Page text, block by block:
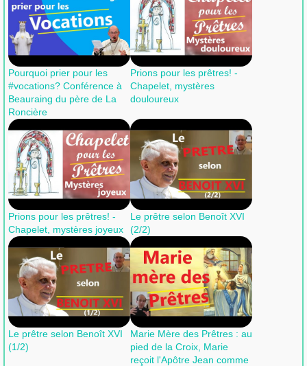
Pourquoi prier pour les
#vocations? Conférence à
Beauraing du père de La
Roncière
Prions pour les prêtres! -
Chapelet, mystères
douloureux
Prions pour les prêtres! -
Chapelet, mystères joyeux
Le prêtre selon Benoît XVI
(2/2)
Le prêtre selon Benoît XVI
(1/2)
Marie Mère des Prêtres : au
pied de la Croix, Marie
reçoit l'Apôtre Jean comme